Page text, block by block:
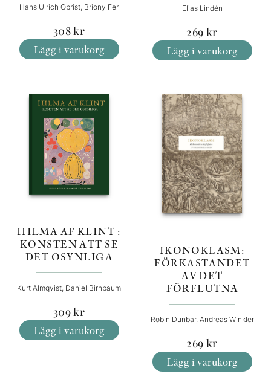
Hans Ulrich Obrist, Briony Fer
308kr
Lägg i varukorg
Elias Lindén
269 kr
Lägg i varukorg
HILMA AF KLINT :
KONSTEN ATT SE
DET OSYNLIGA
Kurt Almqvist, Daniel Birnbaum
309kr
Lägg i varukorg
IKONOKLASM:
FÖRKASTANDET
AV DET
FÖRFLUTNA
Robin Dunbar, Andreas Winkler
269 kr
Lägg i varukorg